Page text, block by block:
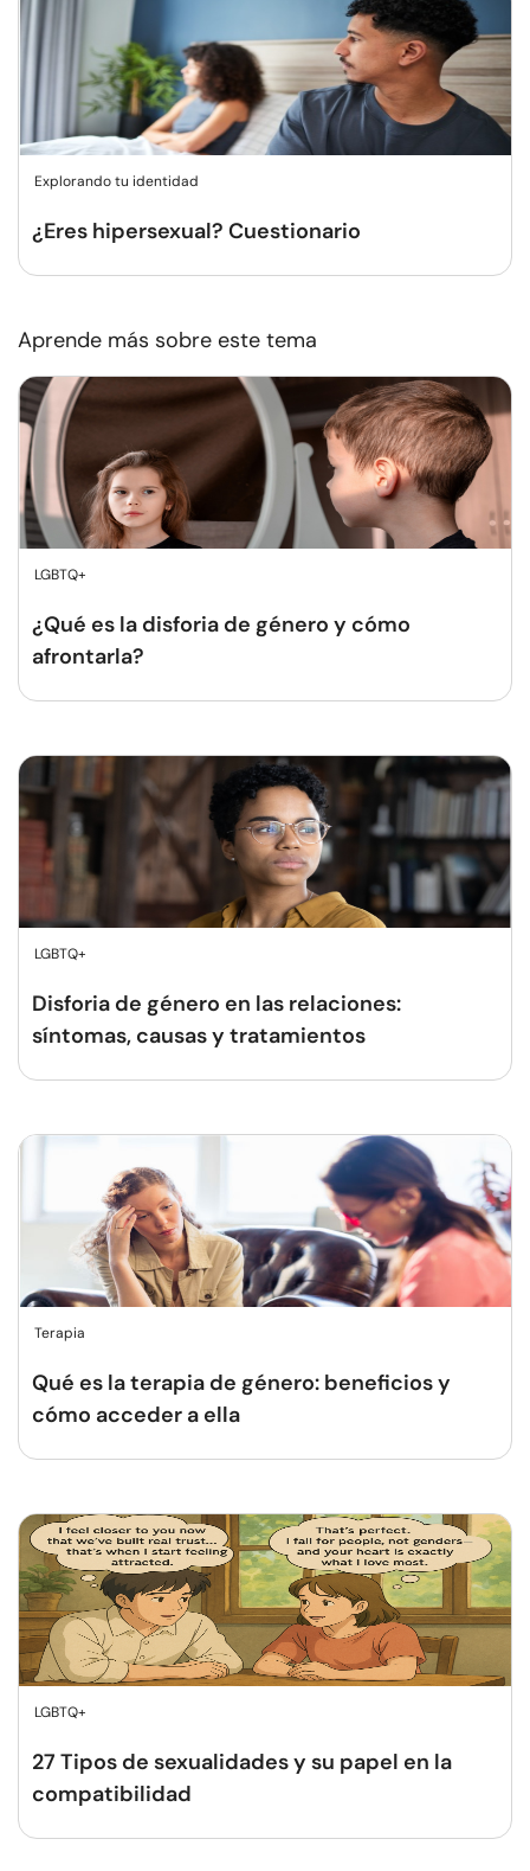
Explorando tu identidad
¿Eres hipersexual? Cuestionario
Aprende más sobre este tema
LGBTQ+
¿Qué es la disforia de género y cómo
afrontarla?
LGBTQ+
Disforia de género en las relaciones:
síntomas, causas y tratamientos
Terapia
Qué es la terapia de género: beneficios y
cómo acceder a ella
LGBTQ+
27 Tipos de sexualidades y su papel en la
compatibilidad